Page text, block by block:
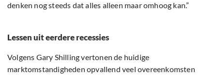
denken nog steeds dat alles alleen maar omhoog kan.”
Lessen uit eerdere recessies
Volgens Gary Shilling vertonen de huidige
marktomstandigheden opvallend veel overeenkomsten